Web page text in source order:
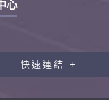
心
快速連結 +
教職員工研習專區